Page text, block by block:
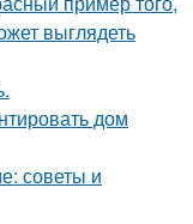
выглядеть
дом
советы и